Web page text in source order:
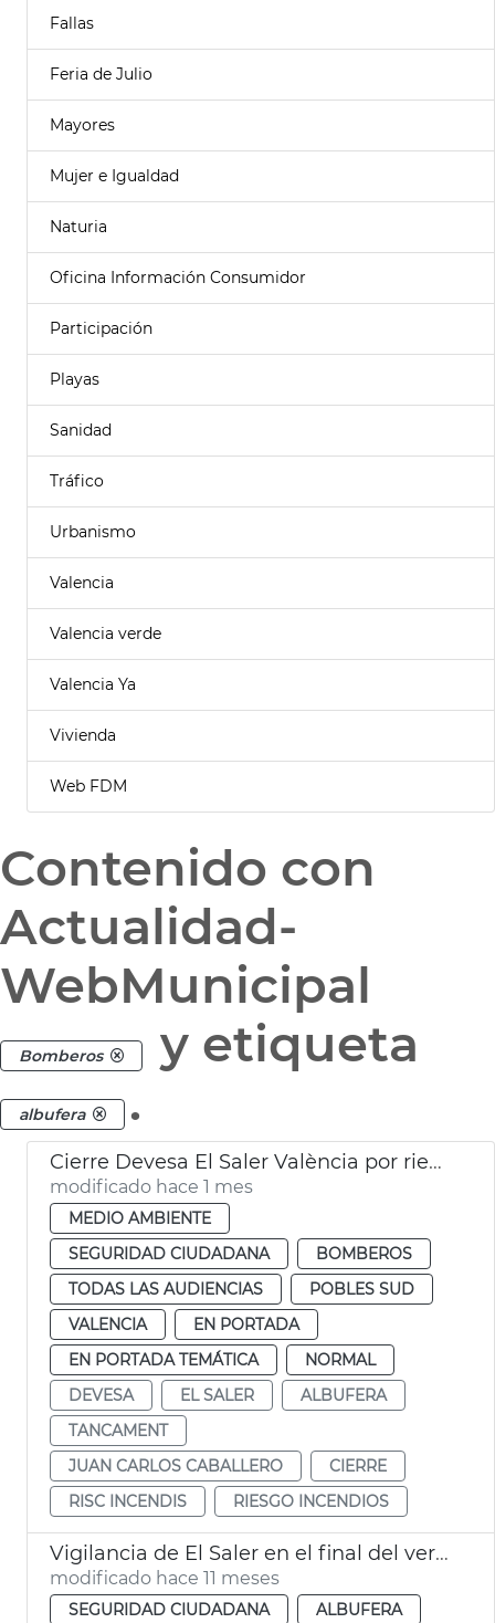
Fallas
Feria de Julio
Mayores
Mujer e Igualdad
Naturia
Oficina Información Consumidor
Participación
Playas
Sanidad
Tráfico
Urbanismo
Valencia
Valencia verde
Valencia Ya
Vivienda
Web FDM
Contenido con
Actualidad-
WebMunicipal
Bomberos y etiqueta
albufera .
Cierre Devesa El Saler València por riesgo incendios
modificado hace 1 mes
MEDIO AMBIENTE
SEGURIDAD CIUDADANA
BOMBEROS
TODAS LAS AUDIENCIAS
POBLES SUD
VALENCIA
EN PORTADA
EN PORTADA TEMÁTICA
NORMAL
DEVESA
EL SALER
ALBUFERA
TANCAMENT
JUAN CARLOS CABALLERO
CIERRE
RISC INCENDIS
RIESGO INCENDIOS
Vigilancia de El Saler en el final del verano València
modificado hace 11 meses
SEGURIDAD CIUDADANA
ALBUFERA